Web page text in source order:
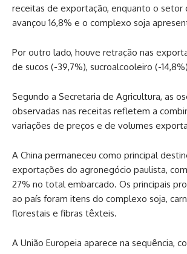
receitas de exportação, enquanto o setor
avançou 16,8% e o complexo soja
Por outro lado, houve retração nas
de sucos (-39,7%), sucroalcooleiro (-
Segundo a Secretaria de Agricultura, as
observadas nas receitas refletem a
variações de preços e de volumes
A China permaneceu como principal
exportações do agronegócio paulista,
27% no total embarcado. Os principais
ao país foram itens do complexo soja,
florestais e fibras têxteis.
A União Europeia aparece na sequência,